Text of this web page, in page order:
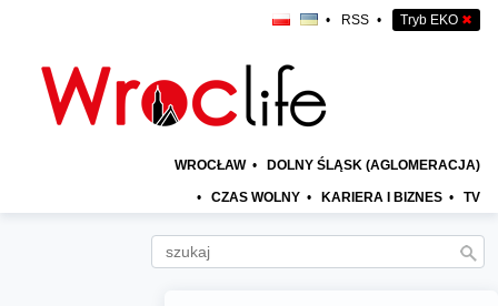
• RSS • Tryb EKO ✖
WROCŁAW • DOLNY ŚLĄSK (AGLOMERACJA)
• CZAS WOLNY • KARIERA I BIZNES • TV